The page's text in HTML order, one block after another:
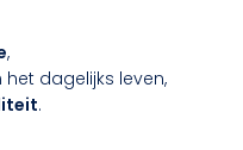
,
het dagelijks leven,
.